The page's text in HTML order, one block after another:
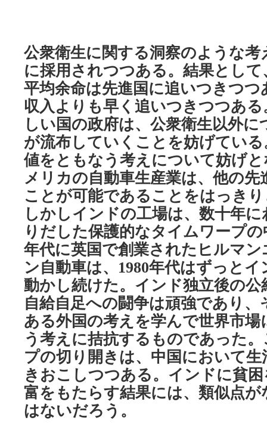
公衆衛生に関する洞察のような
に採用されつつある。結果とし
平均余命は先進国に追いつきつ
収入よりも早く追いつきつつあ
しい国の政府は、公衆衛生以外
が流布していくことを妨げてい
値をともなう考えについて妨げ
メリカの自動車生産業は、他の
ことが可能であることをはっき
しかしインドの工場は、数十年
りだした保護的なタイムワープ
年代に英国で創業されたヒルマ
ン自動車は、 1980年代はずっと
動かし続けた。インド独立後の
自給自足への闘争は頑強であり
ある外国の考えを学んで世界市
う考えに拮抗するものであった
プの切り開きは、中国において
きおこしつつある。インドに貧
富をもたらす結果には、類似点
はないだろう。